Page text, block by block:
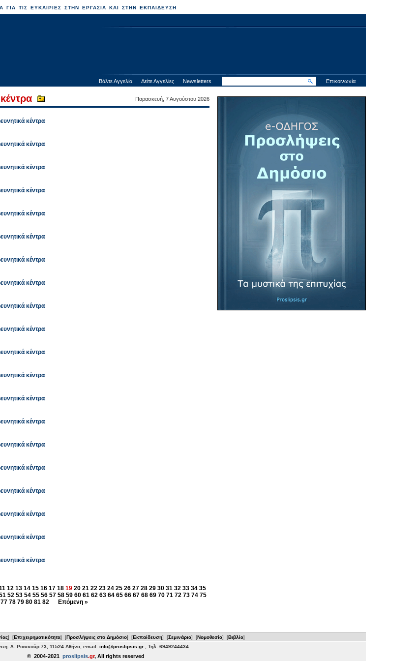
ΤΙΣ ΕΥΚΑΙΡΙΕΣ ΣΤΗΝ ΕΡΓΑΣΙΑ ΚΑΙ ΣΤΗΝ ΕΚΠΑΙΔΕΥΣΗ
Βάλτε Αγγελία Δείτε Αγγελίες Newsletters Επικοινωνία
Παρασκευή, 7 Αυγούστου 2026
κέντρα
κέντρα
κέντρα
κέντρα
κέντρα
κέντρα
κέντρα
κέντρα
κέντρα
κέντρα
κέντρα
κέντρα
κέντρα
κέντρα
κέντρα
κέντρα
κέντρα
κέντρα
κέντρα
κέντρα
12 13 14 15 16 17 18 19 20 21 22 23 24 25 26 27 28 29 30 31 32 33 34 35
52 53 54 55 56 57 58 59 60 61 62 63 64 65 66 67 68 69 70 71 72 73 74 75
77 78 79 80 81 82 Επόμενη »
] [Επιχειρηματικότητα] [Προσλήψεις στο Δημόσιο] [Εκπαίδευση] [Σεμινάρια] [Νομοθεσία] [Βιβλία]
Λ. Ριανκούρ 73, 11524 Αθήνα, email: info@proslipsis.gr , Τηλ: 6949244434
© 2004-2021 proslipsis.gr, All rights reserved